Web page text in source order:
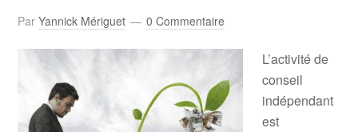
ParYannick Mériguet 0 Commentaire
L’activité de
conseil
indépendant
est